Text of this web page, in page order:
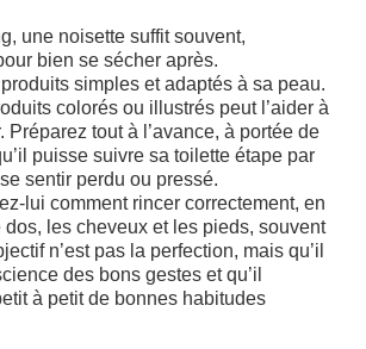
une noisette suffit souvent,
bien se sécher après.
simples et adaptés à sa peau.
colorés ou illustrés peut l’aider à
Préparez tout à l’avance, à portée de
puisse suivre sa toilette étape par
sentir perdu ou pressé.
lui comment rincer correctement, en
dos, les cheveux et les pieds, souvent
n’est pas la perfection, mais qu’il
des bons gestes et qu’il
à petit de bonnes habitudes